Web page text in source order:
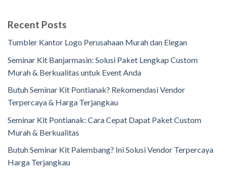
Recent Posts
Tumbler Kantor Logo Perusahaan Murah dan Elegan
Seminar Kit Banjarmasin: Solusi Paket Lengkap Custom
Murah & Berkualitas untuk Event Anda
Butuh Seminar Kit Pontianak? Rekomendasi Vendor
Terpercaya & Harga Terjangkau
Seminar Kit Pontianak: Cara Cepat Dapat Paket Custom
Murah & Berkualitas
Butuh Seminar Kit Palembang? Ini Solusi Vendor Terpercaya
Harga Terjangkau